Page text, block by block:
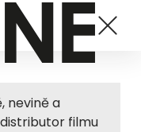
nevině a
filmu